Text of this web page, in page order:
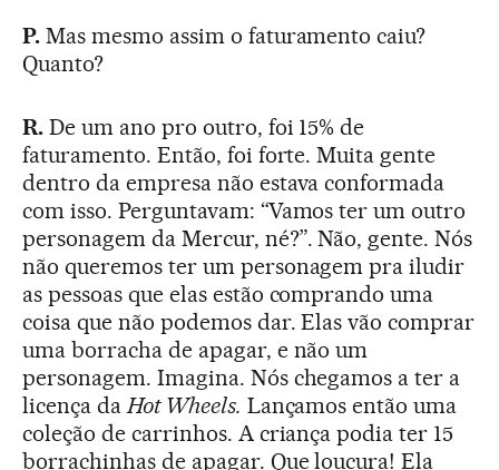
P.Mas mesmo assim o faturamento caiu?
Quanto?
R.De um ano pro outro, foi 15% de
faturamento. Então, foi forte. Muita gente
dentro da empresa não estava conformada
com isso. Perguntavam: “Vamos ter um outro
personagem da Mercur, né?”. Não, gente. Nós
não queremos ter um personagem pra iludir
as pessoas que elas estão comprando uma
coisa que não podemos dar. Elas vão comprar
uma borracha de apagar, e não um
personagem. Imagina. Nós chegamos a ter a
licença da Hot Wheels. Lançamos então uma
coleção de carrinhos. A criança podia ter 15
borrachinhas de apagar. Que loucura! Ela